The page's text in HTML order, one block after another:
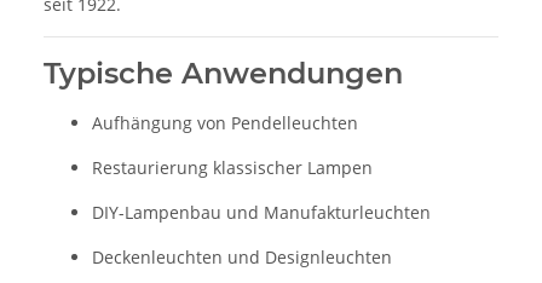
Typische Anwendungen
Aufhängung von Pendelleuchten
Restaurierung klassischer Lampen
DIY-Lampenbau und Manufakturleuchten
Deckenleuchten und Designleuchten